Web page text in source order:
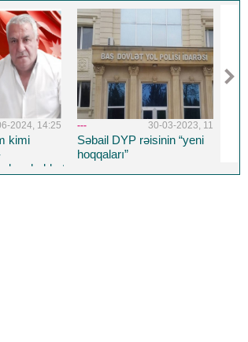
2023, 11:41
“yeni
--- 26-08-2022, 14:19
Təhsil Nazirliyinin TENDER
HOQQABAZLIĞI...